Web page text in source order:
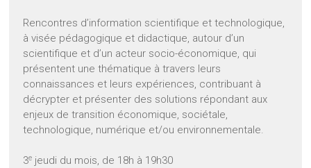
Rencontres d’information scientifique et technologique,
à visée pédagogique et didactique, autour d’un
scientifique et d’un acteur socio-économique, qui
présentent une thématique à travers leurs
connaissances et leurs expériences, contribuant à
décrypter et présenter des solutions répondant aux
enjeux de transition économique, sociétale,
technologique, numérique et/ou environnementale.
3e jeudi du mois, de 18h à 19h30